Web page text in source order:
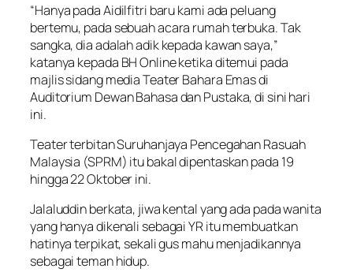
“Hanya pada Aidilfitri baru kami ada peluang
bertemu, pada sebuah acara rumah terbuka. Tak
sangka, dia adalah adik kepada kawan saya,”
katanya kepada BH Online ketika ditemui pada
majlis sidang media Teater Bahara Emas di
Auditorium Dewan Bahasa dan Pustaka, di sini hari
ini.
Teater terbitan Suruhanjaya Pencegahan Rasuah
Malaysia (SPRM) itu bakal dipentaskan pada 19
hingga 22 Oktober ini.
Jalaluddin berkata, jiwa kental yang ada pada wanita
yang hanya dikenali sebagai YR itu membuatkan
hatinya terpikat, sekali gus mahu menjadikannya
sebagai teman hidup.